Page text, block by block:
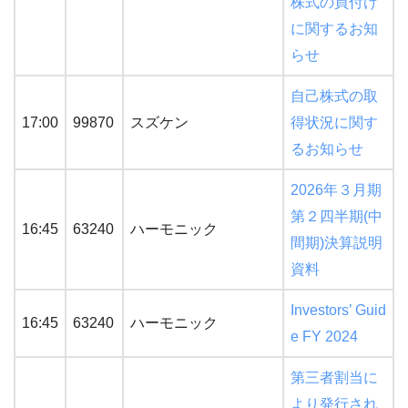
に関するお知
らせ
17:00 99870 スズケン
自己株式の取
得状況に関す
るお知らせ
16:45 63240 ハーモニック
2026年３月期
第２四半期(中
間期)決算説明
資料
16:45 63240 ハーモニック
Investors’ Guid
e FY 2024
第三者割当に
より発行され